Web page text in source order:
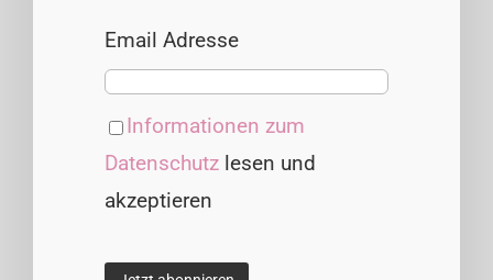
Email Adresse
Informationen zum
Datenschutz lesen und
akzeptieren